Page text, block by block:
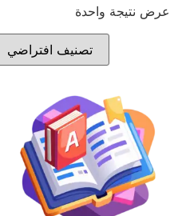
عرض نتيجة واحدة